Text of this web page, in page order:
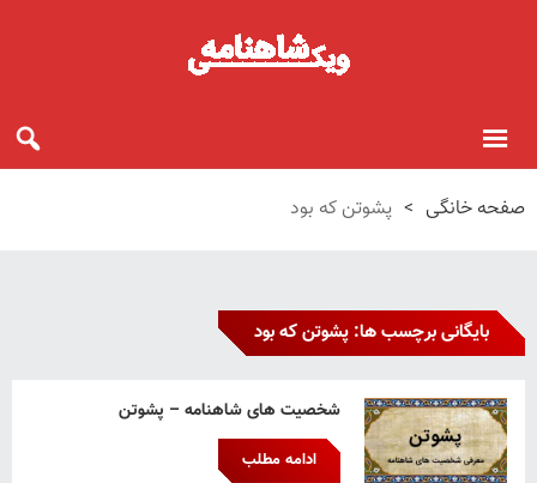
صفحه خانگی > پشوتن که بود
بایگانی برچسب ها: پشوتن که بود
شخصیت های شاهنامه – پشوتن
ادامه مطلب